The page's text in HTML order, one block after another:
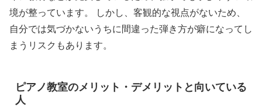
境が整っています。 しかし、客観的な視点がないため、
自分では気づかないうちに間違った弾き方が癖になってし
まうリスクもあります。
ピアノ教室のメリット・デメリットと向いている
人